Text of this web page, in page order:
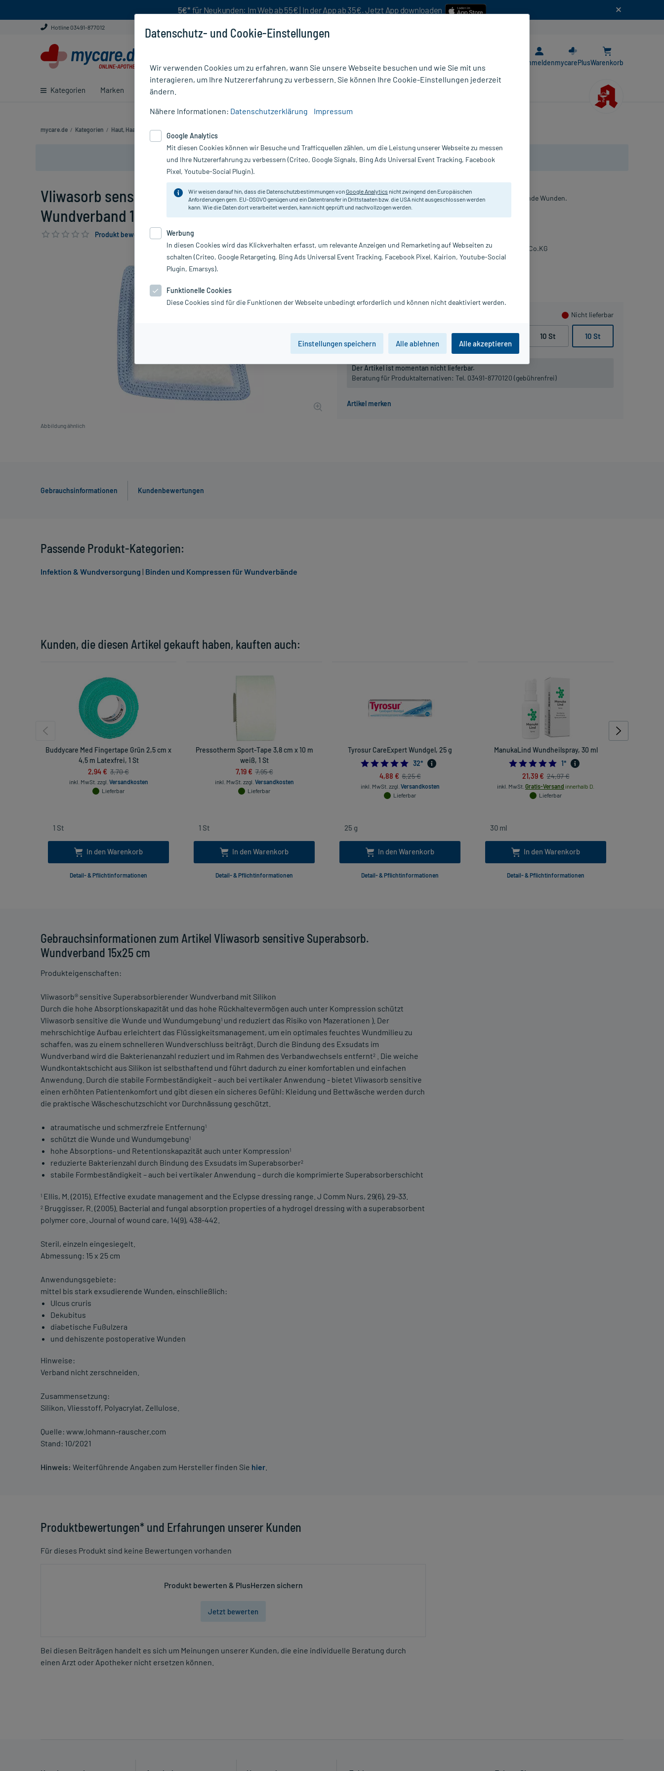
5€* für Neukunden: Im Web ab 55€ | In der App ab 35€. Jetzt App downloaden
Hotline 03491-877012
Kategorien Marken Ratgeber
AnmeldenmycarePlusWarenkorb
mycare.de / Kategorien / Haut, Haare & Nägel
Nur für kurze Zeit:Gratis-Versand* ab 19€ Mindestbestellwert!
Vliwasorb sensitive Superabsorb.
Wundverband 15x25 cm, 10 St
Produkt bewerten & PlusHerzen sichern
Abbildung ähnlich
Nicht lieferbar
10 St 10 St 10 St 10 St 10 St 10 St
Der Artikel ist momentan nicht lieferbar.
Beratung für Produktalternativen: Tel. 03491-8770120 (gebührenfrei)
Superabsorber mit Silikonschicht für mittel bis stark exsudierende Wunden.
Darreichung:
Verband
Hersteller:
Lohmann & Rauscher GmbH & Co.KG
Gebrauchsinformationen Kundenbewertungen
Gebrauchsinformationen zum Artikel Vliwasorb sensitive Superabsorb.
Wundverband 15x25 cm
Produkteigenschaften:
Vliwasorb® sensitive Superabsorbierender Wundverband mit Silikon
Durch die hohe Absorptionskapazität und das hohe Rückhaltevermögen auch unter Kompression schützt
Vliwasorb sensitive die Wunde und Wundumgebung1 und reduziert das Risiko von Mazerationen ). Der
mehrschichtige Aufbau erleichtert das Flüssigkeitsmanagement, um ein optimales feuchtes Wundmilieu zu
schaffen, was zu einem schnelleren Wundverschluss beiträgt. Durch die Bindung des Exsudats im
Wundverband wird die Bakterienanzahl reduziert und im Rahmen des Verbandwechsels entfernt2
. Die weiche
Wundkontaktschicht aus Silikon ist selbsthaftend und führt dadurch zu einer komfortablen und einfachen
Anwendung. Durch die stabile Formbeständigkeit - auch bei vertikaler Anwendung - bietet Vliwasorb sensitive
einen erhöhten Patientenkomfort und gibt diesen ein sicheres Gefühl: Kleidung und Bettwäsche werden durch
die praktische Wäscheschutzschicht vor Durchnässung geschützt.
atraumatische und schmerzfreie Entfernung1
schützt die Wunde und Wundumgebung1
hohe Absorptions- und Retentionskapazität auch unter Kompression1
reduzierte Bakterienzahl durch Bindung des Exsudats im Superabsorber2
stabile Formbeständigkeit – auch bei vertikaler Anwendung – durch die komprimierte Superabsorberschicht
1 Ellis, M. (2015). Effective exudate management and the Eclypse dressing range. J Comm Nurs, 29(6), 29-33.
2 Bruggisser, R. (2005). Bacterial and fungal absorption properties of a hydrogel dressing with a superabsorbent
polymer core. Journal of wound care, 14(9), 438-442.
Steril, einzeln eingesiegelt.
Abmessung: 15 x 25 cm
Anwendungsgebiete:
mittel bis stark exsudierende Wunden, einschließlich:
Ulcus cruris
Dekubitus
diabetische Fußulzera
und dehiszente postoperative Wunden
Hinweise:
Verband nicht zerschneiden.
Zusammensetzung:
Silikon, Vliesstoff, Polyacrylat, Zellulose.
Quelle: www.lohmann-rauscher.com
Stand: 10/2021
Hinweis: Weiterführende Angaben zum Hersteller finden Sie hier
Produktbewertungen* und Erfahrungen unserer Kunden
Für dieses Produkt sind keine Bewertungen vorhanden
Produkt bewerten & PlusHerzen sichern
Jetzt bewerten
Bei diesen Beiträgen handelt es sich um Meinungen unserer Kunden, die eine individuelle Beratung durch
einen Arzt oder Apotheker nicht ersetzen können.
Kunden, die diesen Artikel gekauft haben, kauften auch:
Buddycare Med Fingertape Grün 2,5 cm x
4,5 m Latexfrei, 1 St
2,94 € 3,70 €
inkl. MwSt. zzgl. Versandkosten
Lieferbar
In den Warenkorb
Detail- & Pflichtinformationen
Pressotherm Sport-Tape 3,8 cm x 10 m
weiß, 1 St
7,19 € 7,95 €
inkl. MwSt. zzgl. Versandkosten
Lieferbar
In den Warenkorb
Detail- & Pflichtinformationen
Tyrosur CareExpert Wundgel, 25 g
5.0
32*
4,88 € 6,25 €
inkl. MwSt. zzgl. Versandkosten
Lieferbar
In den Warenkorb
Detail- & Pflichtinformationen
ManukaLind Wundheilspray, 30 ml
5.0
1*
21,39 € 24,97 €
inkl. MwSt. Gratis-Versand innerhalb D.
Lieferbar
In den Warenkorb
Detail- & Pflichtinformationen
Passende Produkt-Kategorien:
Infektion & Wundversorgung | Binden und Kompressen für Wundverbände
Datenschutz- und Cookie-Einstellungen
Wir verwenden Cookies um zu erfahren, wann Sie unsere Webseite besuchen und wie Sie mit uns
interagieren, um Ihre Nutzererfahrung zu verbessern. Sie können Ihre Cookie-Einstellungen jederzeit
ändern.
Nähere Informationen: Datenschutzerklärung Impressum
Google Analytics
Mit diesen Cookies können wir Besuche und Trafficquellen zählen, um die Leistung unserer Webseite zu messen
und Ihre Nutzererfahrung zu verbessern (Criteo, Google Signals, Bing Ads Universal Event Tracking, Facebook
Pixel, Youtube-Social Plugin).
Wir weisen darauf hin, dass die Datenschutzbestimmungen vonGoogle Analytics nicht zwingend den Europäischen
Anforderungen gem. EU-DSGVO genügen und ein Datentransfer in Drittstaaten bzw. die USA nicht ausgeschlossen werden
kann. Wie die Daten dort verarbeitet werden, kann nicht geprüft und nachvollzogen werden.
Werbung
In diesen Cookies wird das Klickverhalten erfasst, um relevante Anzeigen und Remarketing auf Webseiten zu
schalten (Criteo, Google Retargeting, Bing Ads Universal Event Tracking, Facebook Pixel, Kairion, Youtube-Social
Plugin, Emarsys).
Funktionelle Cookies
Diese Cookies sind für die Funktionen der Webseite unbedingt erforderlich und können nicht deaktiviert werden.
Einstellungen speichern Alle ablehnen Alle akzeptieren